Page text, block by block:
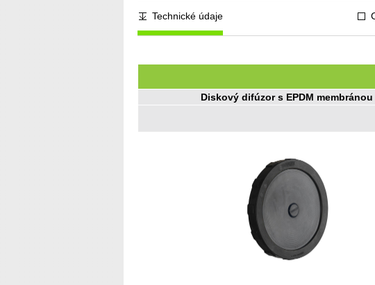
Technické údaje
Diskový difúzor s EPDM membránou